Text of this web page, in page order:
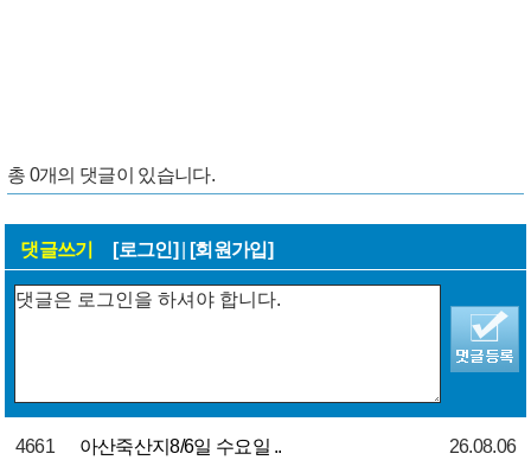
총 0개의 댓글이 있습니다.
댓글쓰기 [로그인] [회원가입]
4661 아산죽산지8/6일 수요일 ..
26.08.06